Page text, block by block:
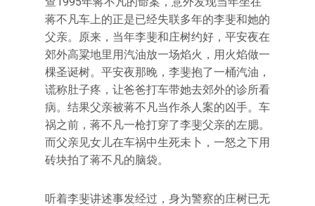
蒋不凡车上的正是已经失联多年的李斐和她的
父亲。原来，当年李斐和庄树约好，平安夜在
郊外高粱地里用汽油放一场焰火，用火焰做一
棵圣诞树。平安夜那晚，李斐抱了一桶汽油，
谎称肚子疼，让爸爸打车带她去郊外的诊所看
病。结果父亲被蒋不凡当作杀人案的凶手。车
祸之前，蒋不凡一枪打穿了李斐父亲的左腮。
而父亲见女儿在车祸中生死未卜，一怒之下用
砖块拍了蒋不凡的脑袋。
听着李斐讲述事发经过，身为警察的庄树已无